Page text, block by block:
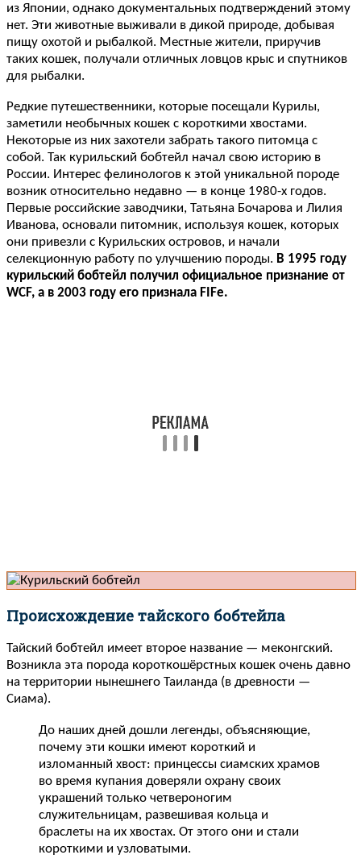
из Японии, однако документальных подтверждений этому
нет. Эти животные выживали в дикой природе, добывая
пищу охотой и рыбалкой. Местные жители, приручив
таких кошек, получали отличных ловцов крыс и спутников
для рыбалки.
Редкие путешественники, которые посещали Курилы,
заметили необычных кошек с короткими хвостами.
Некоторые из них захотели забрать такого питомца с
собой. Так курильский бобтейл начал свою историю в
России. Интерес фелинологов к этой уникальной породе
возник относительно недавно — в конце 1980-х годов.
Первые российские заводчики, Татьяна Бочарова и Лилия
Иванова, основали питомник, используя кошек, которых
они привезли с Курильских островов, и начали
селекционную работу по улучшению породы. В 1995 году
курильский бобтейл получил официальное признание от
WCF, а в 2003 году его признала FIFe.
Происхождение тайского бобтейла
Тайский бобтейл имеет второе название — меконгский.
Возникла эта порода короткошёрстных кошек очень давно
на территории нынешнего Таиланда (в древности —
Сиама).
До наших дней дошли легенды, объясняющие,
почему эти кошки имеют короткий и
изломанный хвост: принцессы сиамских храмов
во время купания доверяли охрану своих
украшений только четвероногим
служительницам, развешивая кольца и
браслеты на их хвостах. От этого они и стали
короткими и узловатыми.